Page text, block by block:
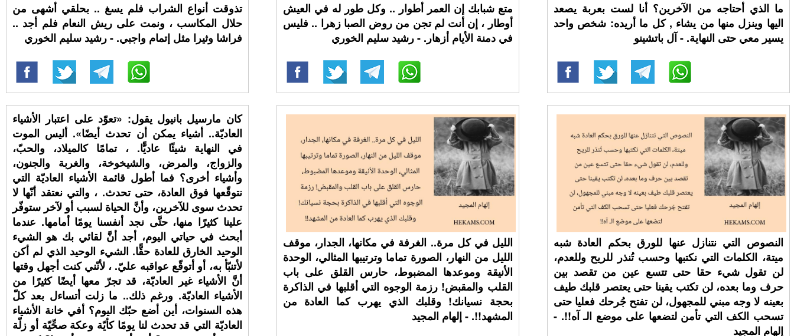
تذوقت أنواع الشراب فلم يسغ .. بحلقي أشهى من
حلال المكاسب ، ونمت على ريش النعام فلم أجد ..
فراشا وثيرا مثل إتمام واجبي. - رشيد سليم الخوري
متع شبابك إن العمر أطوار .. وكل طور له في العيش
أوطار ، إن أنت لم تجن من روض الصبا زهرا .. فليس
في دمنة الأيام أزهار. - رشيد سليم الخوري
ما الذي أحتاجه من الآخرين؟ أنا لست بعربة يصعد
اليها وينزل منها من يشاء , كل ما أريده: شخص واحد
يسير معي حتى النهاية. - آل باتشينو
كان مارسيل بانيول يقول: «تعوّد على اعتبار الأشياء
العاديّة.. أشياء يمكن أن تحدث أيضًا». أليس الموت
في النهاية شيئًا عاديًّا. ، تمامًا كالميلاد، والحبّ،
والزواج، والمرض، والشيخوخة، والغربة والجنون،
وأشياء أخرى؟ فما أطول قائمة الأشياء العاديّة التي
نتوقّعها فوق العادة، حتى تحدث. ، والتي نعتقد أنّها لا
تحدث سوى للآخرين، وأنَّ الحياة لسبب أو لآخر ستوفّر
علينا كثيرًا منها، حتَّى نجد أنفسنا يومًا أمامها. عندما
أبحث في حياتي اليوم، أجد أنَّ لقائي بك هو الشيء
الوحيد الخارق للعادة حقًّا. الشيء الوحيد الذي لم أكن
لأتنبّأ به، أو أتوقّع عواقبه عليّ. ، لأنّني كنت أجهل وقتها
أنَّ الأشياء غير العاديّة، قد تجرّ معها أيضًا كثيرًا من
الأشياء العاديّة. ورغم ذلك.. ما زلت أتساءل بعد كلّ
هذه السنوات، أين أضع حبّك اليوم؟ أفي خانة الأشياء
العاديّة التي قد تحدث لنا يومًا كأيّة وعكة صحِّيّة أو زلّة
الليل في كل مرة.. الغرفة في مكانها، الجدار، موقف
الليل من النهار، الصورة تماما وترتيبها المثالي، الوحدة
الأنيقة وموعدها المضبوط، حارس القلق على باب
القلب والمقبض! رزمة الوجوه التي أقلبها في الذاكرة
بحجة نسيانك! وقلبك الذي يهرب كما العادة من
المشهد!!. - إلهام المجيد
النصوص التي نتنازل عنها للورق بحكم العادة شبه
ميتة، الكلمات التي نكتبها وحسب تُنذر للريح وللعدم،
لن تقول شيء حقا حتى تتسع عين من تقصد بين
حرف وما بعده، لن تكتب يقينا حتى يعتصر قلبك طيف
بعينه لا وجه مبني للمجهول، لن تفتح جُرحك فعليا حتى
تسحب الكف التي تأمن لتضعها على موضع الـ آه!!. -
إلهام المجيد